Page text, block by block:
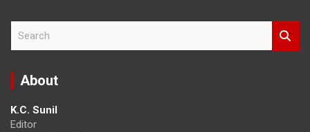
r
About
K.C. Sunil
Editor